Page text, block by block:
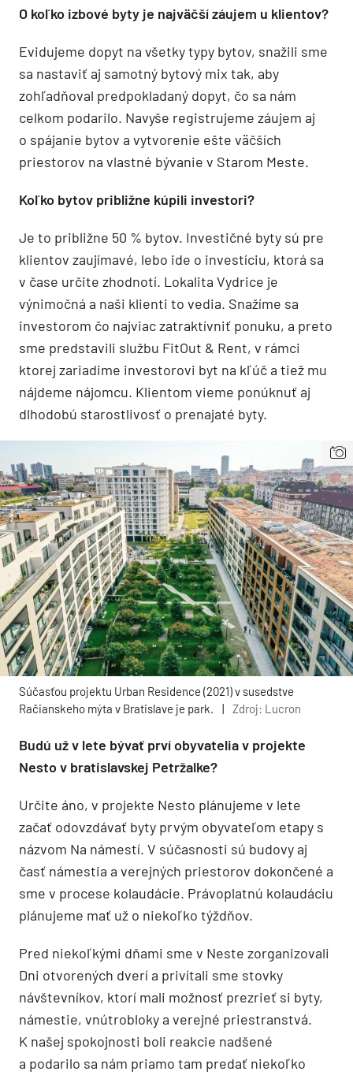
O koľko izbové byty je najväčší záujem u klientov?
Evidujeme dopyt na všetky typy bytov, snažili sme
sa nastaviť aj samotný bytový mix tak, aby
zohľadňoval predpokladaný dopyt, čo sa nám
celkom podarilo. Navyše registrujeme záujem aj
o spájanie bytov a vytvorenie ešte väčších
priestorov na vlastné bývanie v Starom Meste.
Koľko bytov približne kúpili investori?
Je to približne 50 % bytov. Investičné byty sú pre
klientov zaujímavé, lebo ide o investíciu, ktorá sa
v čase určite zhodnotí. Lokalita Vydrice je
výnimočná a naši klienti to vedia. Snažíme sa
investorom čo najviac zatraktívniť ponuku, a preto
sme predstavili službu FitOut & Rent, v rámci
ktorej zariadime investorovi byt na kľúč a tiež mu
nájdeme nájomcu. Klientom vieme ponúknuť aj
dlhodobú starostlivosť o prenajaté byty.
Súčasťou projektu Urban Residence (2021) v susedstve
Račianskeho mýta v Bratislave je park.
| Zdroj: Lucron
Budú už v lete bývať prví obyvatelia v projekte
Nesto v bratislavskej Petržalke?
Určite áno, v projekte Nesto plánujeme v lete
začať odovzdávať byty prvým obyvateľom etapy s
názvom Na námestí. V súčasnosti sú budovy aj
časť námestia a verejných priestorov dokončené a
sme v procese kolaudácie. Právoplatnú kolaudáciu
plánujeme mať už o niekoľko týždňov.
Pred niekoľkými dňami sme v Neste zorganizovali
Dni otvorených dverí a privítali sme stovky
návštevníkov, ktorí mali možnosť prezrieť si byty,
námestie, vnútrobloky a verejné priestranstvá.
K našej spokojnosti boli reakcie nadšené
a podarilo sa nám priamo tam predať niekoľko